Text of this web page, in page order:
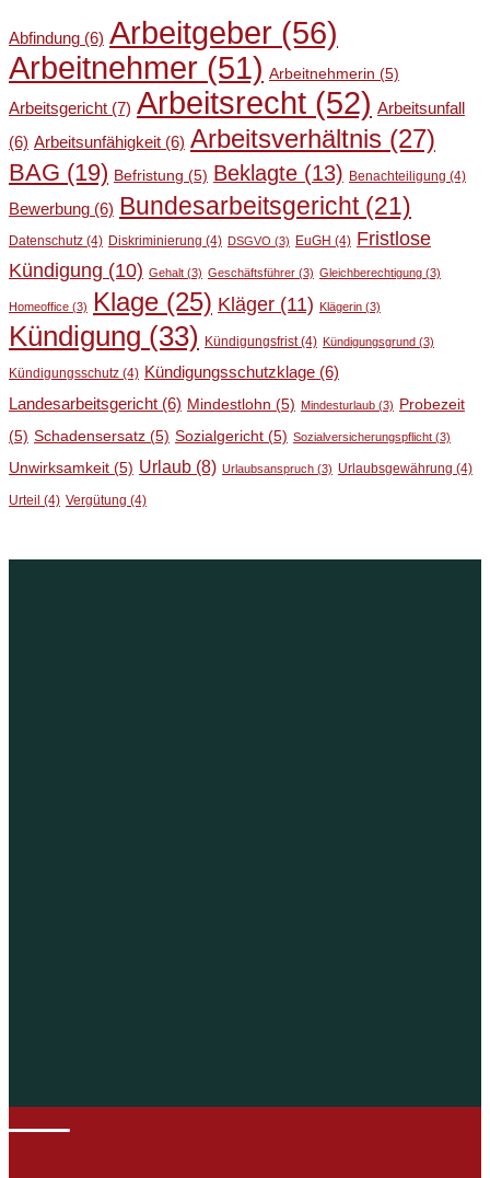
Abfindung (6) Arbeitgeber (56)
Arbeitnehmer (51) Arbeitnehmerin (5)
Arbeitsgericht (7) Arbeitsrecht (52) Arbeitsunfall
(6) Arbeitsunfähigkeit (6) Arbeitsverhältnis (27)
BAG (19) Befristung (5) Beklagte (13) Benachteiligung (4)
Bewerbung (6) Bundesarbeitsgericht(21)
Datenschutz (4) Diskriminierung (4) DSGVO (3) EuGH (4) Fristlose
Kündigung (10) Gehalt (3) Geschäftsführer (3) Gleichberechtigung (3)
Homeoffice (3) Klage (25) Kläger (11) Klägerin (3)
Kündigung (33) Kündigungsfrist(4) Kündigungsgrund (3)
Kündigungsschutz (4) Kündigungsschutzklage (6)
Landesarbeitsgericht (6) Mindestlohn (5) Mindesturlaub (3)
Probezeit
(5) Schadensersatz (5) Sozialgericht (5) Sozialversicherungspflicht (3)
Unwirksamkeit (5) Urlaub (8) Urlaubsanspruch (3) Urlaubsgewährung (4)
Urteil (4) Vergütung (4)